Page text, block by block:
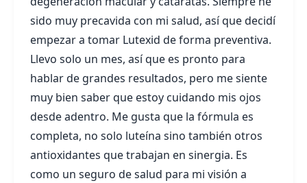
sido muy precavida con mi salud, así que decidí
empezar a tomar Lutexid de forma preventiva.
Llevo solo un mes, así que es pronto para
hablar de grandes resultados, pero me siente
muy bien saber que estoy cuidando mis ojos
desde adentro. Me gusta que la fórmula es
completa, no solo luteína sino también otros
antioxidantes que trabajan en sinergia. Es
como un seguro de salud para mi visión a